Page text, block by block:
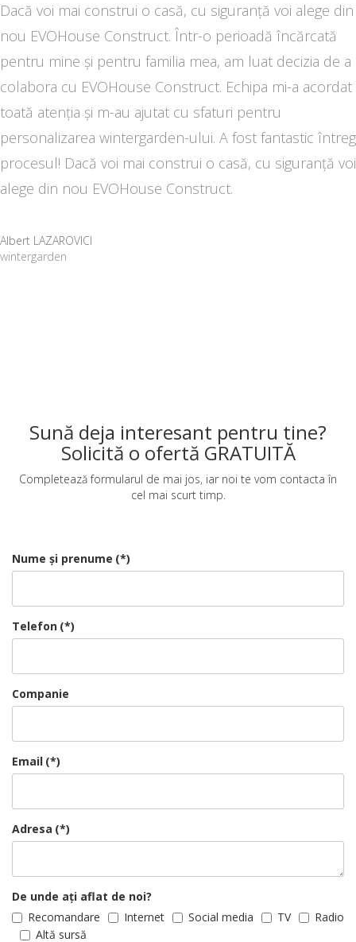
Dacă voi mai construi o casă, cu siguranță voi alege din
nou EVOHouse Construct. Într-o perioadă încărcată
pentru mine și pentru familia mea, am luat decizia de a
colabora cu EVOHouse Construct. Echipa mi-a acordat
toată atenția și m-au ajutat cu sfaturi pentru
personalizarea wintergarden-ului. A fost fantastic întreg
procesul! Dacă voi mai construi o casă, cu siguranță voi
alege din nou EVOHouse Construct.
Albert LAZAROVICI
wintergarden
Sună deja interesant pentru tine?
Solicită o ofertă GRATUITĂ
Completează formularul de mai jos, iar noi te vom contacta în
cel mai scurt timp.
Nume și prenume (*)
Telefon (*)
Companie
Email (*)
Adresa (*)
De unde ați aflat de noi?
Recomandare
Internet Social media TV
Radio
Altă sursă